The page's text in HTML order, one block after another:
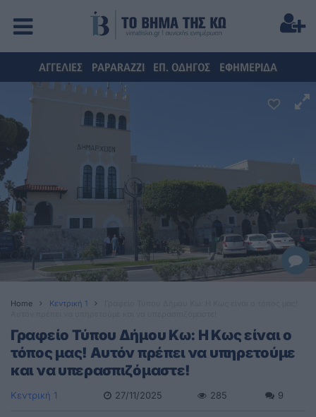
ΑΓΓΕΛΙΕΣ PAPARAZZI ΕΠ. ΟΔΗΓΟΣ ΕΦΗΜΕΡΙΔΑ
Home Κεντρική 1
Γραφείο Τύπου Δήμου Κω: Η Κως είναι ο
τόπος μας! Αυτόν πρέπει να υπηρετούμε
και να υπερασπιζόμαστε!
Κεντρική 1 27/11/2025 285 9